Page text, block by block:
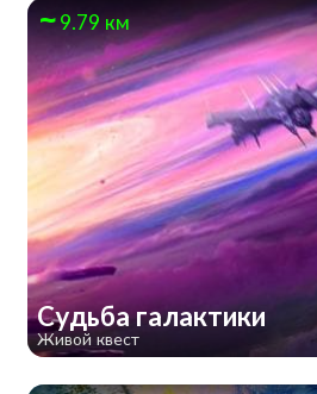
9.79 км
Судьба галактики
Живой квест